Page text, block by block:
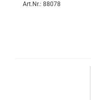
Art.Nr.: 88078